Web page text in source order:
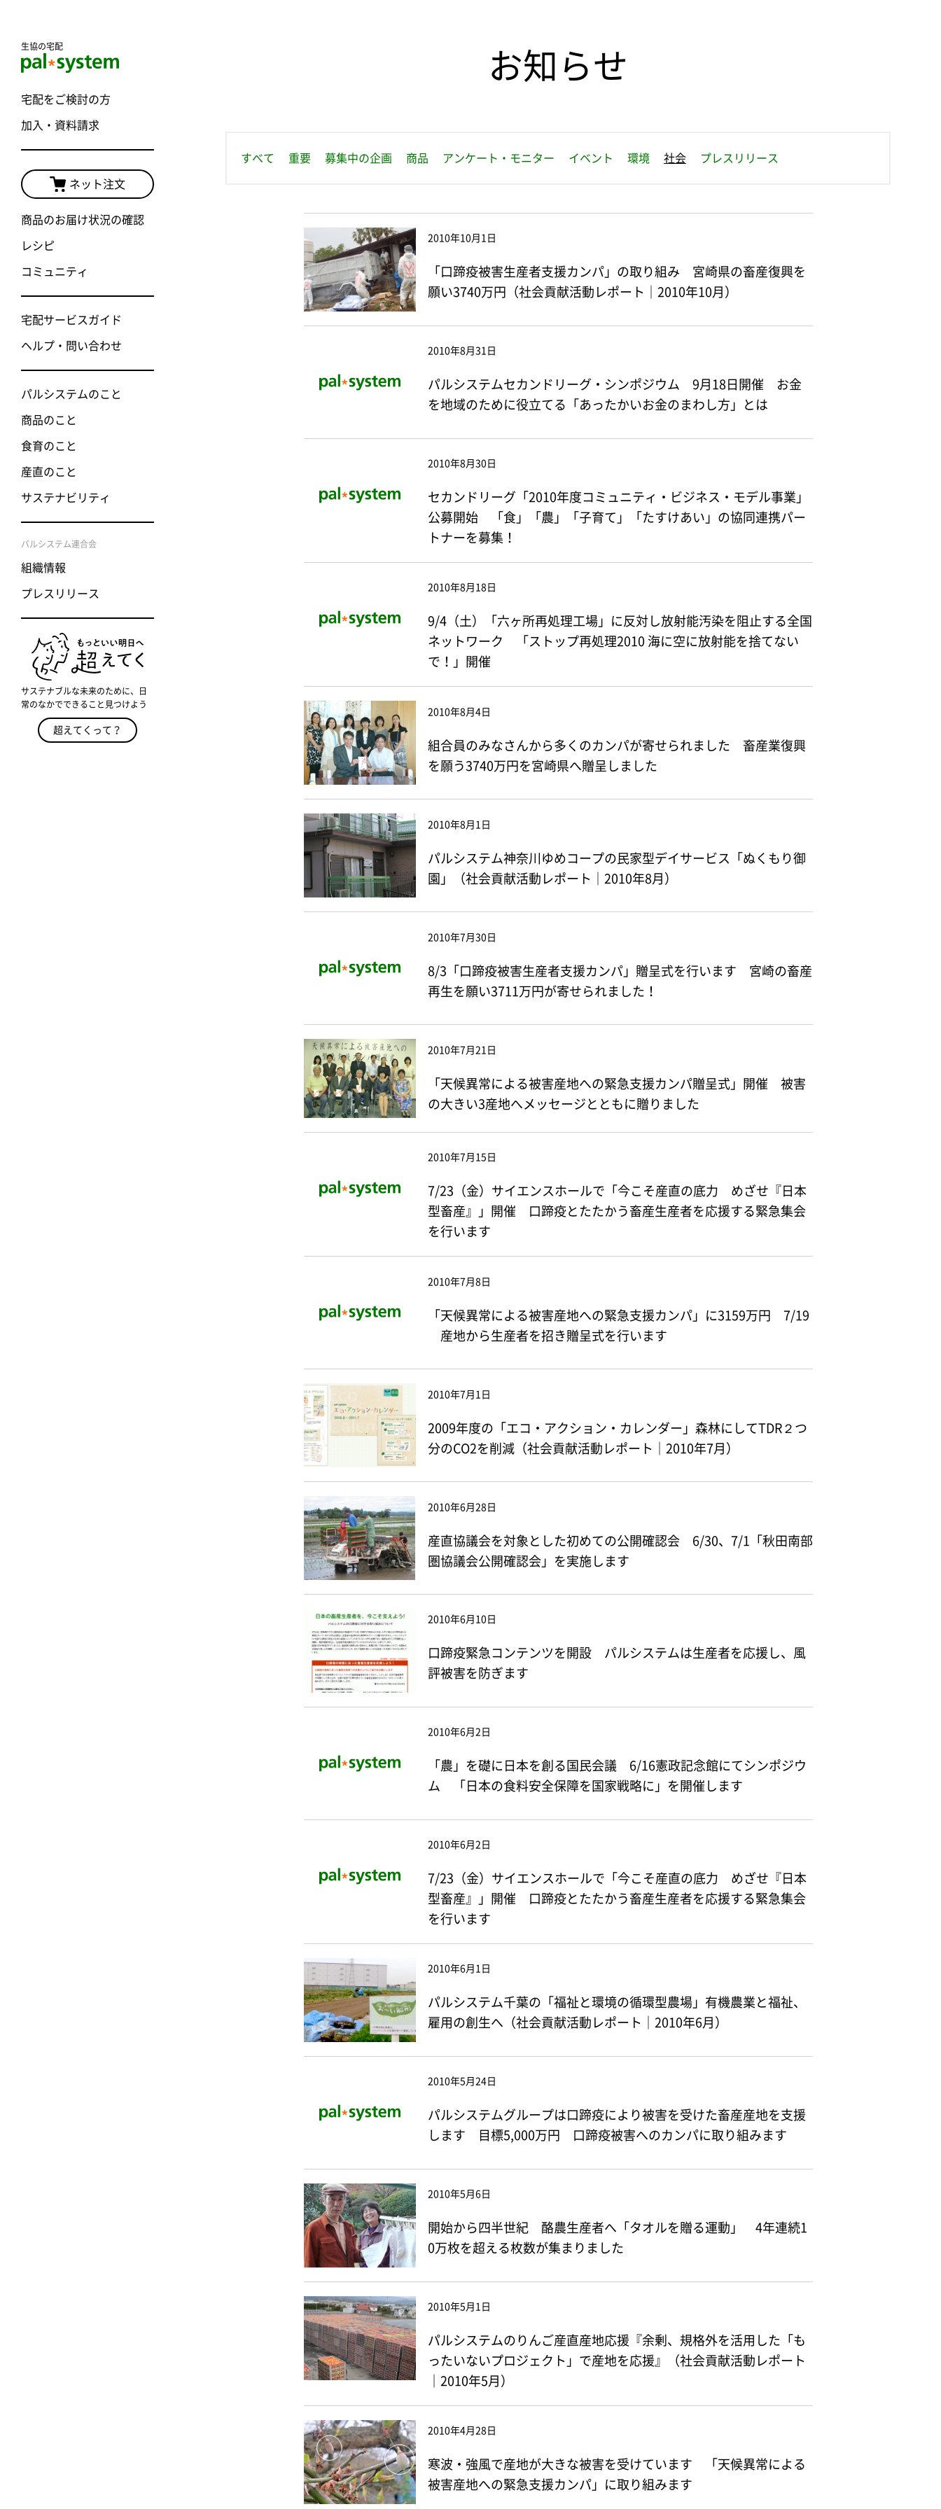
生協の宅配
宅配をご検討の方
加入・資料請求
ネット注文
商品のお届け状況の確認
レシピ
コミュニティ
宅配サービスガイド
ヘルプ・問い合わせ
パルシステムのこと
商品のこと
食育のこと
産直のこと
サステナビリティ
パルシステム連合会
組織情報
プレスリリース
サステナブルな未来のために、日
常のなかでできること見つけよう
超えてくって？
お知らせ
すべて 重要 募集中の企画 商品 アンケート・モニター イベント 環境 社会 プレスリリース
2010年10月1日
「口蹄疫被害生産者支援カンパ」の取り組み 宮崎県の畜産復興を
願い3740万円（社会貢献活動レポート｜2010年10月）
2010年8月31日
パルシステムセカンドリーグ・シンポジウム 9月18日開催 お金
を地域のために役立てる「あったかいお金のまわし方」とは
2010年8月30日
セカンドリーグ「2010年度コミュニティ・ビジネス・モデル事業」
公募開始 「食」「農」「子育て」「たすけあい」の協同連携パー
トナーを募集！
2010年8月18日
9/4（土）「六ヶ所再処理工場」に反対し放射能汚染を阻止する全国
ネットワーク 「ストップ再処理2010 海に空に放射能を捨てない
で！」開催
2010年8月4日
組合員のみなさんから多くのカンパが寄せられました 畜産業復興
を願う3740万円を宮崎県へ贈呈しました
2010年8月1日
パルシステム神奈川ゆめコープの民家型デイサービス「ぬくもり御
園」（社会貢献活動レポート｜2010年8月）
2010年7月30日
8/3「口蹄疫被害生産者支援カンパ」贈呈式を行います 宮崎の畜産
再生を願い3711万円が寄せられました！
2010年7月21日
「天候異常による被害産地への緊急支援カンパ贈呈式」開催 被害
の大きい3産地へメッセージとともに贈りました
2010年7月15日
7/23（金）サイエンスホールで「今こそ産直の底力 めざせ『日本
型畜産』」開催 口蹄疫とたたかう畜産生産者を応援する緊急集会
を行います
2010年7月8日
「天候異常による被害産地への緊急支援カンパ」に3159万円 7/19
産地から生産者を招き贈呈式を行います
2010年7月1日
2009年度の「エコ・アクション・カレンダー」森林にしてTDR２つ
分のCO2を削減（社会貢献活動レポート｜2010年7月）
2010年6月28日
産直協議会を対象とした初めての公開確認会 6/30、7/1「秋田南部
圏協議会公開確認会」を実施します
2010年6月10日
口蹄疫緊急コンテンツを開設 パルシステムは生産者を応援し、風
評被害を防ぎます
2010年6月2日
「農」を礎に日本を創る国民会議 6/16憲政記念館にてシンポジウ
ム 「日本の食料安全保障を国家戦略に」を開催します
2010年6月2日
7/23（金）サイエンスホールで「今こそ産直の底力 めざせ『日本
型畜産』」開催 口蹄疫とたたかう畜産生産者を応援する緊急集会
を行います
2010年6月1日
パルシステム千葉の「福祉と環境の循環型農場」有機農業と福祉、
雇用の創生へ（社会貢献活動レポート｜2010年6月）
2010年5月24日
パルシステムグループは口蹄疫により被害を受けた畜産産地を支援
します 目標5,000万円 口蹄疫被害へのカンパに取り組みます
2010年5月6日
開始から四半世紀 酪農生産者へ「タオルを贈る運動」 4年連続1
0万枚を超える枚数が集まりました
2010年5月1日
パルシステムのりんご産直産地応援『余剰、規格外を活用した「も
ったいないプロジェクト」で産地を応援』（社会貢献活動レポート
｜2010年5月）
2010年4月28日
寒波・強風で産地が大きな被害を受けています 「天候異常による
被害産地への緊急支援カンパ」に取り組みます